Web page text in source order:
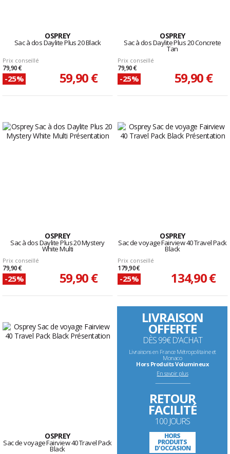
OSPREY
Sac à dos Daylite Plus 20 Black
Prix conseillé
79,90 €
-25% 59,90 €
OSPREY
Sac à dos Daylite Plus 20 Concrete
Tan
Prix conseillé
79,90 €
-25% 59,90 €
OSPREY
Sac à dos Daylite Plus 20 Mystery
White Multi
Prix conseillé
79,90 €
-25% 59,90 €
OSPREY
Sac de voyage Fairview 40 Travel Pack
Black
Prix conseillé
179,90 €
-25% 134,90 €
OSPREY
Sac de voyage Fairview 40 Travel Pack
Black
LIVRAISON
OFFERTE
DÈS 99€ D'ACHAT
Livraisons en France Métropolitaine et
Monaco
Hors Produits Volumineux
En savoir plus
--------------------------------------------------------------------
RETOUR
FACILITÉ
100 JOURS
HORS
PRODUITS
D'OCCASION